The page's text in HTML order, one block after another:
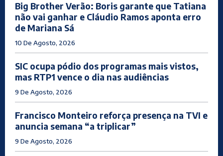
Big Brother Verão: Boris garante que Tatiana
não vai ganhar e Cláudio Ramos aponta erro
de Mariana Sá
10 De Agosto, 2026
SIC ocupa pódio dos programas mais vistos,
mas RTP1 vence o dia nas audiências
9 De Agosto, 2026
Francisco Monteiro reforça presença na TVI e
anuncia semana “a triplicar”
9 De Agosto, 2026